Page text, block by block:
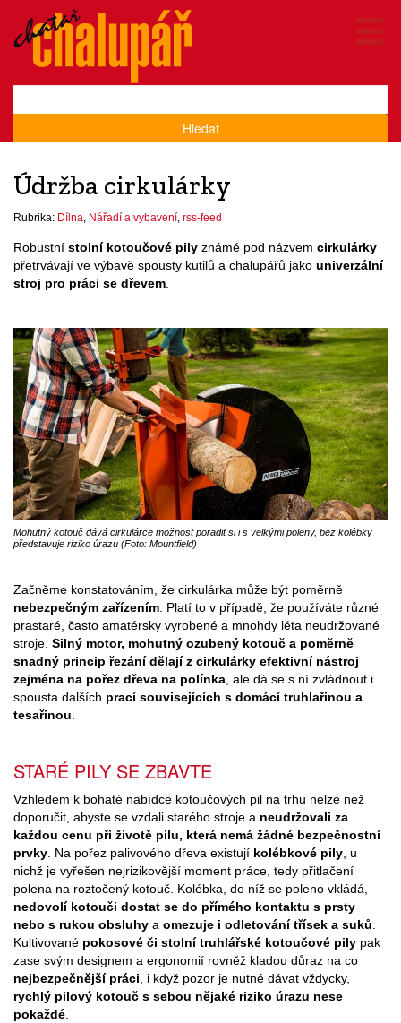
Hledat
Údržba cirkulárky
Rubrika: Dílna Nářadí a vybavení rss-feed
Mohutný kotouč dává cirkulárce možnost poradit si i s velkými poleny, bez kolébky
představuje riziko úrazu (Foto: Mountfield)
Robustní stolní kotoučové pily známé pod názvem cirkulárky
přetrvávají ve výbavě spousty kutilů a chalupářů jako univerzální
stroj pro práci se dřevem
Začněme konstatováním, že cirkulárka může být poměrně
nebezpečným zařízením . Platí to v případě, že používáte různé
prastaré, často amatérsky vyrobené a mnohdy léta neudržované
stroje. Silný motor, mohutný ozubený kotouč a poměrně
snadný princip řezání dělají z cirkulárky efektivní nástroj
zejména na pořez dřeva na polínka , ale dá se s ní zvládnout i
spousta dalších prací souvisejících s domácí truhlařinou a
tesařinou
STARÉ PILY SE ZBAVTE
Vzhledem k bohaté nabídce kotoučových pil na trhu nelze než
doporučit, abyste se vzdali starého stroje a neudržovali za
každou cenu při životě pilu, která nemá žádné bezpečnostní
prvky. Na pořez palivového dřeva existují kolébkové pily, u
nichž je vyřešen nejrizikovější moment práce, tedy přitlačení
polena na roztočený kotouč. Kolébka, do níž se poleno vkládá,
nedovolí kotouči dostat se do přímého kontaktu s prsty
nebo s rukou obsluhy a omezuje i odletování třísek a suků.
Kultivované pokosové či stolní truhlářské kotoučové pily pak
zase svým designem a ergonomií rovněž kladou důraz na co
nejbezpečnější práci, i když pozor je nutné dávat vždycky,
rychlý pilový kotouč s sebou nějaké riziko úrazu nese
pokaždé.